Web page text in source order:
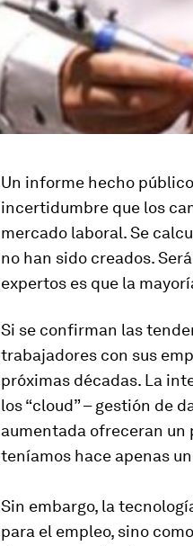
Un informe hecho
incertidumbre que los
mercado laboral. Se
no han sido creados.
expertos es que la
Si se confirman las
trabajadores con sus
próximas décadas. La
los “cloud” – gestión de
aumentada ofreceran un
teníamos hace apenas
Sin embargo, la
para el empleo, sino